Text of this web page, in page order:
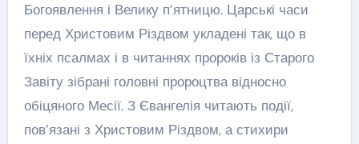
Богоявлення і Велику п’ятницю. Царські часи
перед Христовим Різдвом укладені так, що в
їхніх псалмах і в читаннях пророків із Старого
Завіту зібрані головні пророцтва відносно
обіцяного Месії. З Євангелія читають події,
пов’язані з Христовим Різдвом, а стихири